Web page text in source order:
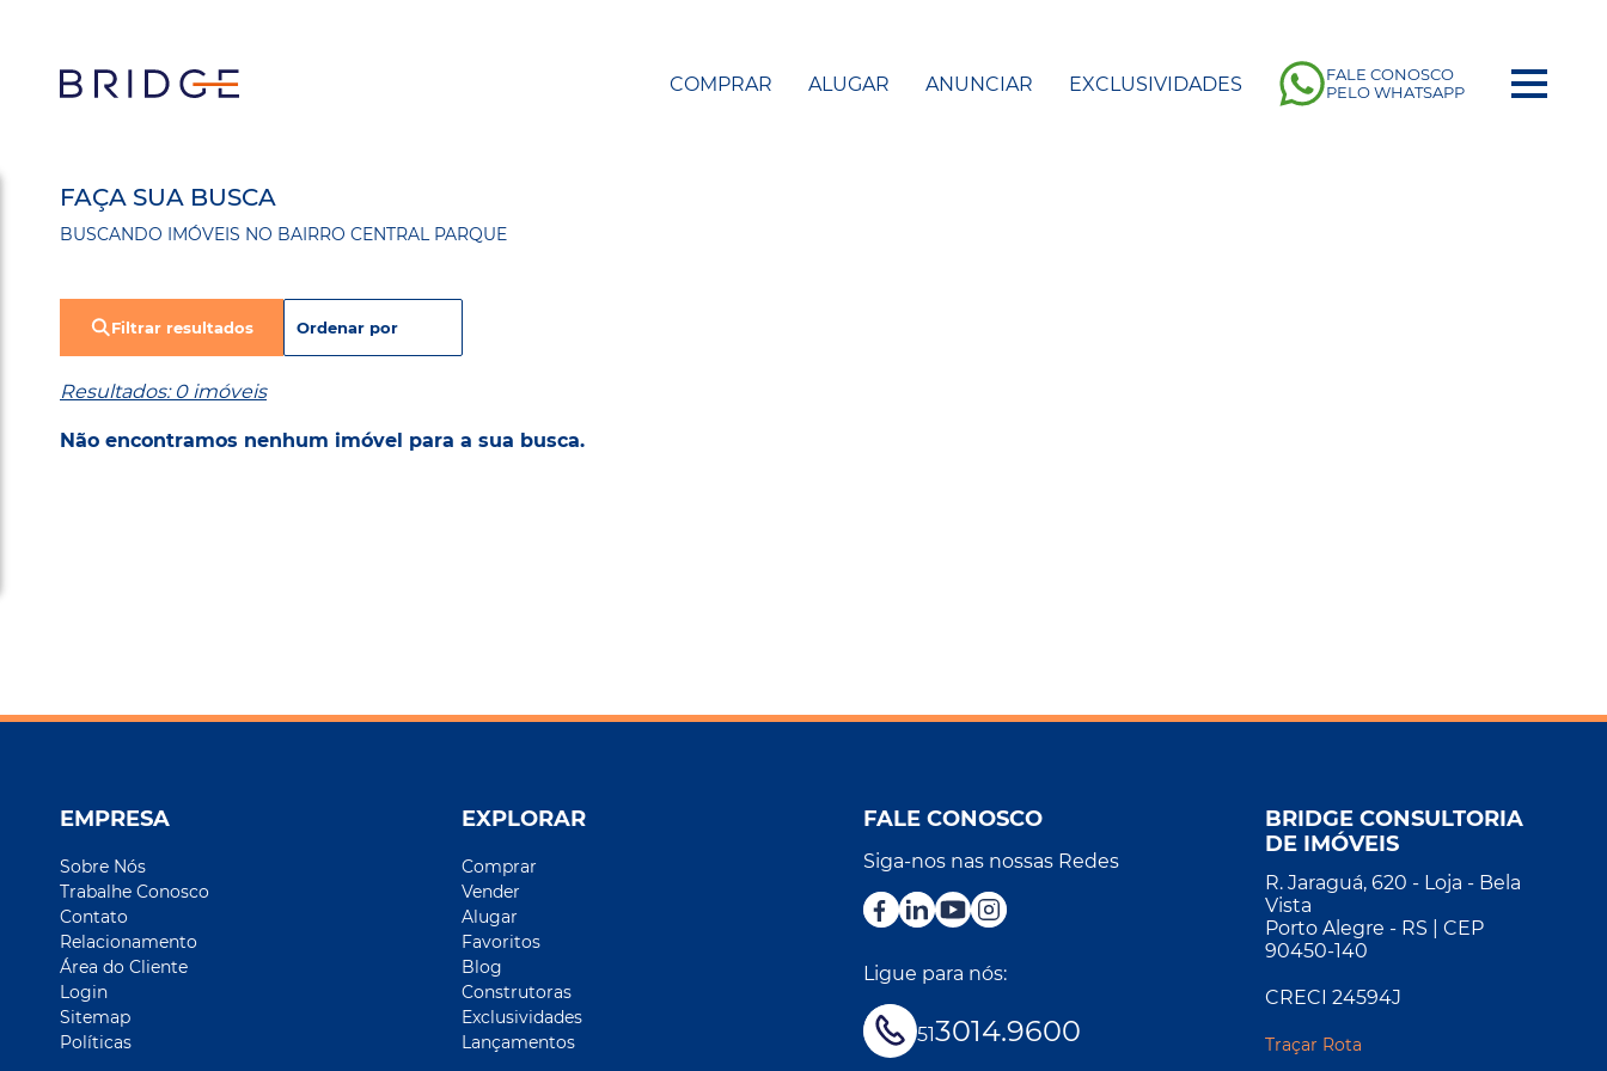
COMPRAR ALUGAR ANUNCIAR EXCLUSIVIDADES
FALE CONOSCO
PELO WHATSAPP
FAÇA SUA BUSCA
BUSCANDO IMÓVEIS NO BAIRRO CENTRAL PARQUE
Filtrar resultados
Resultados: 0 imóveis
Não encontramos nenhum imóvel para a sua busca.
EMPRESA
Sobre Nós
Trabalhe Conosco
Contato
Relacionamento
Área do Cliente
Login
Sitemap
Políticas
EXPLORAR
Comprar
Vender
Alugar
Favoritos
Blog
Construtoras
Exclusividades
Lançamentos
FALE CONOSCO
Siga-nos nas nossas Redes
Ligue para nós:
513014.9600
BRIDGE CONSULTORIA
DE IMÓVEIS
R. Jaraguá, 620 - Loja - Bela
Vista
Porto Alegre - RS | CEP
90450-140
CRECI 24594J
Traçar Rota